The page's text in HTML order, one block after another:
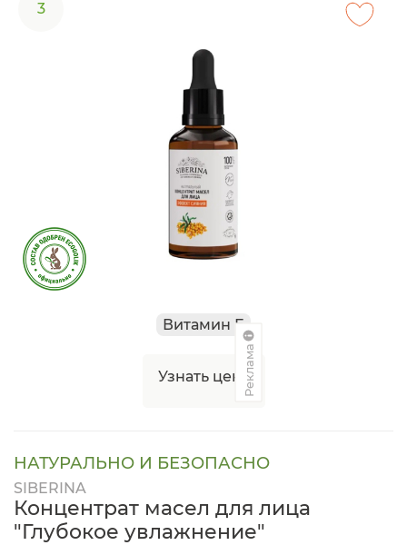
3
Витамин Е
Узнать ценуРеклама
НАТУРАЛЬНО И БЕЗОПАСНО
SIBERINA
Концентрат масел для лица
"Глубокое увлажнение"